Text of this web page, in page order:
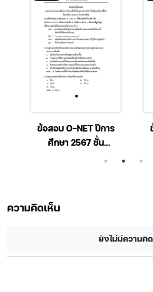
ข้อสอบ O-NET ปีการ
ศึกษา 2567 ชั้น
มัธยมศึกษาปีที่ 6 วิชา
ความคิดเห็น
ยังไม่มีความคิ